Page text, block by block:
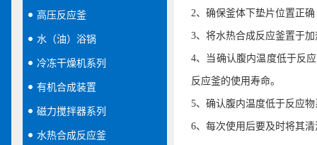
高压反应釜
水（油）浴锅
冷冻干燥机系列
有机合成装置
磁力搅拌器系列
水热合成反应釜
2、确保釜体下垫片位置正
3、将水热合成反应釜置于
4、当确认腹内温度低于反
反应釜的使用寿命。
5、确认腹内温度低于反应
6、每次使用后要及时将其